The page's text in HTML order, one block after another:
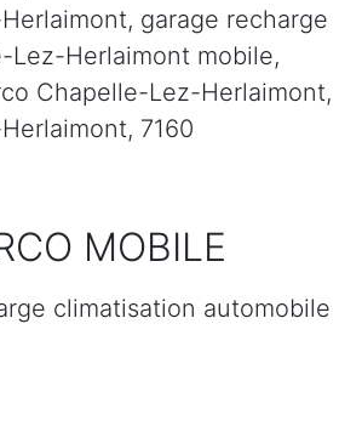
garage recharge
Lez-Herlaimont mobile,
Chapelle-Lez-Herlaimont,
7160
MOBILE
climatisation automobile